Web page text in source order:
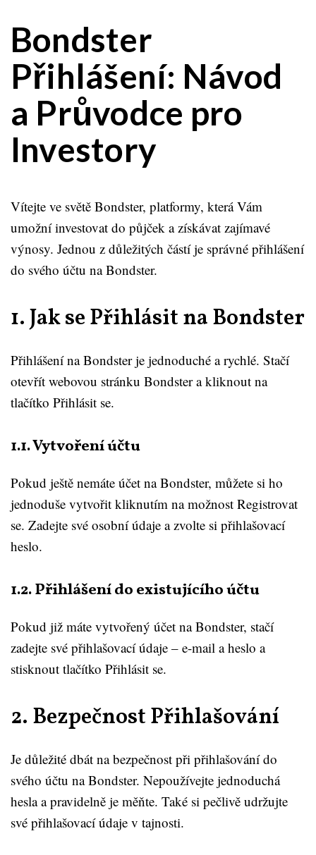
Bondster
Přihlášení: Návod
a Průvodce pro
Investory
Vítejte ve světě Bondster, platformy, která Vám
umožní investovat do půjček a získávat zajímavé
výnosy. Jednou z důležitých částí je správné přihlášení
do svého účtu na Bondster.
1. Jak se Přihlásit na Bondster
Přihlášení na Bondster je jednoduché a rychlé. Stačí
otevřít webovou stránku Bondster a kliknout na
tlačítko Přihlásit se.
1.1. Vytvoření účtu
Pokud ještě nemáte účet na Bondster, můžete si ho
jednoduše vytvořit kliknutím na možnost Registrovat
se. Zadejte své osobní údaje a zvolte si přihlašovací
heslo.
1.2. Přihlášení do existujícího účtu
Pokud již máte vytvořený účet na Bondster, stačí
zadejte své přihlašovací údaje – e-mail a heslo a
stisknout tlačítko Přihlásit se.
2. Bezpečnost Přihlašování
Je důležité dbát na bezpečnost při přihlašování do
svého účtu na Bondster. Nepoužívejte jednoduchá
hesla a pravidelně je měňte. Také si pečlivě udržujte
své přihlašovací údaje v tajnosti.